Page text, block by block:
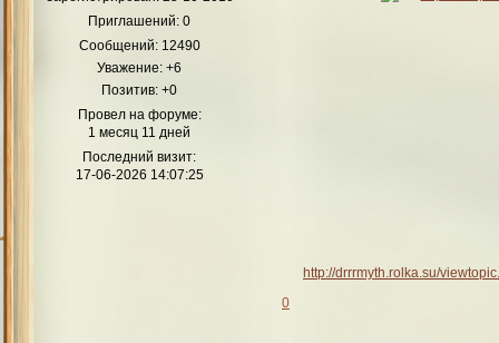
Приглашений: 0
Сообщений:12490
Уважение: +6
Позитив: +0
Провел на форуме:
1 месяц 11 дней
Последний визит:
17-06-2026 14:07:25
http://drrrmyth.rolka.su/
0